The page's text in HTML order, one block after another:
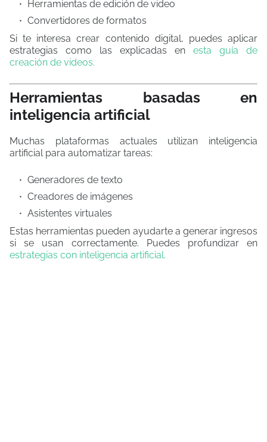
Herramientas de edición de video
Convertidores de formatos
Si te interesa crear contenido digital, puedes aplicar
estrategias como las explicadas en esta guía de
creación de videos.
Herramientas basadas en
inteligencia artificial
Muchas plataformas actuales utilizan inteligencia
artificial para automatizar tareas:
Generadores de texto
Creadores de imágenes
Asistentes virtuales
Estas herramientas pueden ayudarte a generar ingresos
si se usan correctamente. Puedes profundizar en
estrategias con inteligencia artificial.